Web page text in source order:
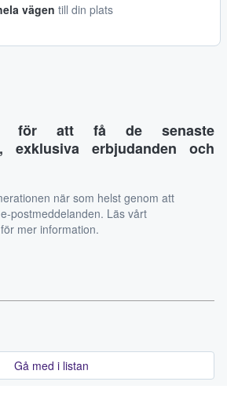
vägen till din plats
för att få de senaste
exklusiva erbjudanden och
när som helst genom att
postmeddelanden. Läs vårt
för mer information.
Gå med i listan